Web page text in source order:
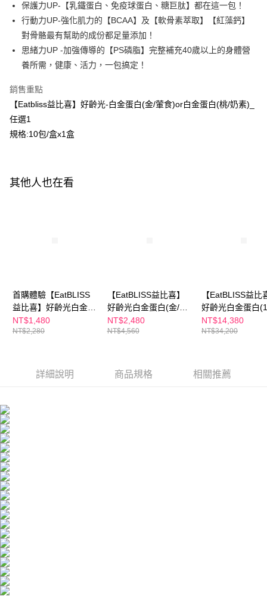
Google Pay
全盈+PAY
AFTEE先享後付
相關說明
AFTEE先享後付是「在收到商品之後才付款」的支付方式。 讓您購物簡單
便利好安心！
１．簡單：不需註冊會員、不需綁卡、不需儲值。
２．便利：只要手機號碼，簡訊認證，即可結帳。
３．安心：先確認商品／服務後，再付款。
結帳頁面，進行簡訊認證並確認金額後，即可完成結帳。
２．訂單成立數日內，您將收到繳費通知簡訊。
【注意事項】
１．透過由恩沛科技股份有限公司提供之「AFTEE先享後付」服務完成之交
易，需依本服務之必要範圍內提供個人資料，並將交易相關給付款項請求債
權轉讓予恩沛科技股份有限公司。
「AFTEE先享後付」，若未經同意申辦者引起之損失，本公司不負相關責
ATM付款
運送方式
全家付款取貨
付款後全家取貨
7-11付款取貨
每筆NT$100，滿NT$600(含以上)免運費
付款後7-11取貨
保護力UP-【乳鐵蛋白、免疫球蛋白、糖巨肽】都在這一包！
行動力UP-強化肌力的【BCAA】及【軟骨素萃取】【紅藻鈣】
對骨骼最有幫助的成份都足量添加！
思緒力UP -加強傳導的【PS磷脂】完整補充40歲以上的身體營
養所需，健康、活力，一包搞定！
銷售重點
【Eatbliss益比喜】好齡光-白金蛋白(金/葷食)or白金蛋白(桃/奶素)_
任選1
規格:10包/盒x1盒
其他人也在看
首購體驗【EatBLISS
益比喜】好齡光白金蛋
白(金/葷食)/白金蛋白
(桃/奶素) (10包/盒 任
NT$1,480
NT$2,280
【EatBLISS益比喜】
好齡光白金蛋白(金/葷
食)/白金蛋白大豆異黃
酮plus(桃/奶素)任選2
NT$2,480
NT$4,560
【EatBLISS益比
好齡光白金蛋白
盒)10包x15盒｜
體素
NT$14,380
NT$34,200
詳細說明 商品規格 相關推薦